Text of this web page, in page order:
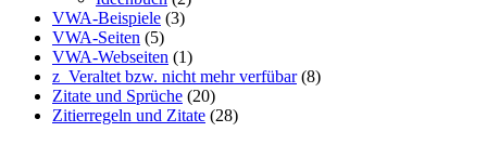
VWA-Beispiele (3)
VWA-Seiten (5)
VWA-Webseiten (1)
z_Veraltet bzw. nicht mehr verfübar(8)
Zitate und Sprüche (20)
Zitierregeln und Zitate (28)